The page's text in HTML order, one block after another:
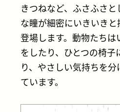
きつねなど、ふさふさ
な瞳が細密にいきいき
登場します。動物たちは
をしたり、ひとつの椅子
り、やさしい気持ちを
ています。